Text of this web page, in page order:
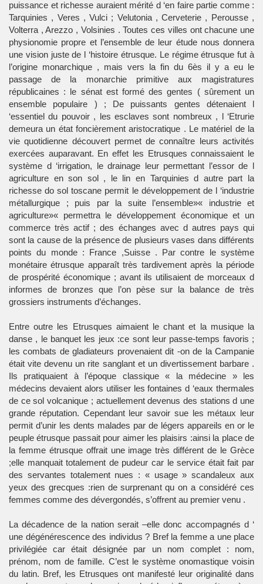
puissance et richesse auraient mérité d ‘en faire partie comme :
Tarquinies , Veres , Vulci ; Velutonia , Cerveterie , Perousse ,
Volterra , Arezzo , Volsinies . Toutes ces villes ont chacune une
physionomie propre et l’ensemble de leur étude nous donnera
une vision juste de l ‘histoire étrusque. Le régime étrusque fut à
l’origine monarchique , mais vers la fin du 6ès il y a eu le
passage de la monarchie primitive aux magistratures
républicaines : le sénat est formé des gentes ( sûrement un
ensemble populaire ) ; De puissants gentes détenaient l
‘essentiel du pouvoir , les esclaves sont nombreux , l ‘Etrurie
demeura un état foncièrement aristocratique . Le matériel de la
vie quotidienne découvert permet de connaître leurs activités
exercées auparavant. En effet les Etrusques connaissaient le
système d ‘irrigation, le drainage leur permettant l’essor de l
agriculture en son sol , le lin en Tarquinies d autre part la
richesse do sol toscane permit le développement de l ‘industrie
métallurgique ; puis par la suite l’ensemble»« industrie et
agriculture»« permettra le développement économique et un
commerce très actif ; des échanges avec d autres pays qui
sont la cause de la présence de plusieurs vases dans différents
points du monde : France ,Suisse . Par contre le système
monétaire étrusque apparaît très tardivement après la période
de prospérité économique ; avant ils utilisaient de morceaux d
informes de bronzes que l’on pèse sur la balance de très
grossiers instruments d’échanges.
Entre outre les Etrusques aimaient le chant et la musique la
danse , le banquet les jeux :ce sont leur passe-temps favoris ;
les combats de gladiateurs provenaient dit -on de la Campanie
était vite devenu un rite sanglant et un divertissement barbare .
Ils pratiquaient à l’époque classique « la médecine » les
médecins devaient alors utiliser les fontaines d ‘eaux thermales
de ce sol volcanique ; actuellement devenus des stations d une
grande réputation. Cependant leur savoir sue les métaux leur
permit d’unir les dents malades par de légers appareils en or le
peuple étrusque passait pour aimer les plaisirs :ainsi la place de
la femme étrusque offrait une image très différent de le Grèce
;elle manquait totalement de pudeur car le service était fait par
des servantes totalement nues : « usage » scandaleux aux
yeux des grecques :rien de surprenant qu on a considéré ces
femmes comme des dévergondés, s’offrent au premier venu .
La décadence de la nation serait –elle donc accompagnés d ‘
une dégénérescence des individus ? Bref la femme a une place
privilégiée car était désignée par un nom complet : nom,
prénom, nom de famille. C’est le système onomastique voisin
du latin. Bref, les Etrusques ont manifesté leur originalité dans